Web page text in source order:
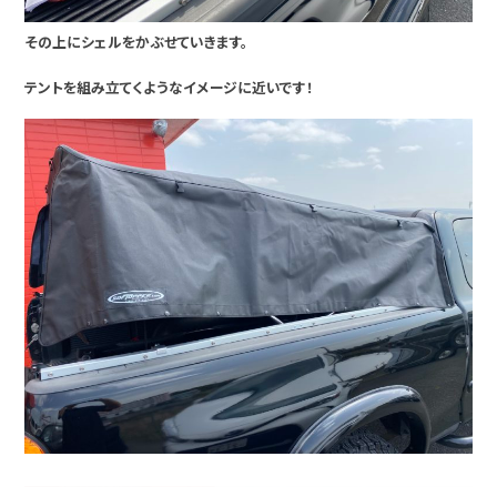
その上にシェルをかぶせていきます。
テントを組み立てくようなイメージに近いです！